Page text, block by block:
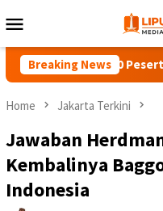
to
Menu
Breaking News
140 Peserta Ikut
Home Jakarta Terkini
Jawaban
Kembalinya
Indonesia